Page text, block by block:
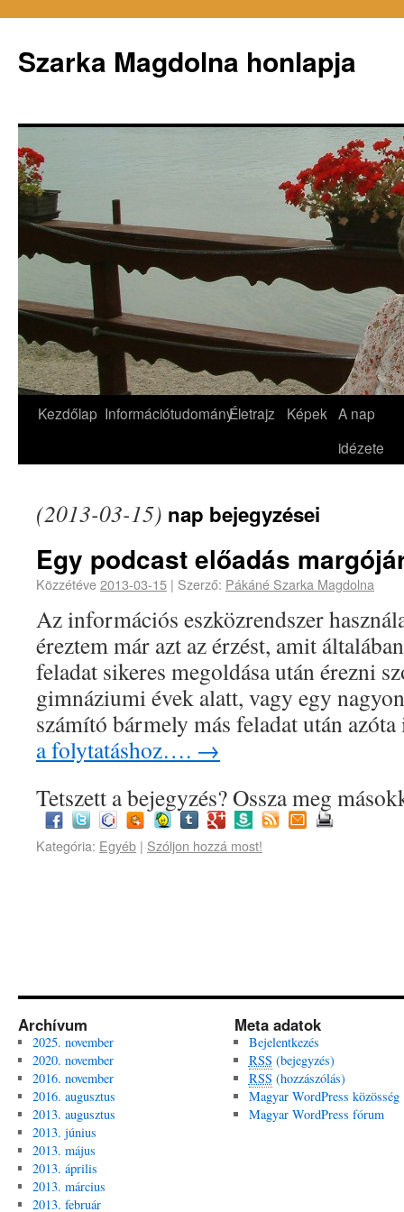
Szarka Magdolna honlapja
Kezdőlap InformációtudományÉletrajz Képek A nap
idézete
(2013-03-15) nap bejegyzései
Egy podcast előadás
Közzétéve2013-03-15 | Szerző: Pákáné Szarka Magdolna
Az információs eszközrendszer
éreztem már azt az érzést, amit
feladat sikeres megoldása után érezni
gimnáziumi évek alatt, vagy egy
számító bármely más feladat után
a folytatáshoz…. →
Tetszett a bejegyzés? Ossza meg
Kategória: Egyéb | Szóljon hozzá most!
Archívum
2025. november
2020. november
2016. november
2016. augusztus
2013. augusztus
2013. június
2013. május
2013. április
2013. március
2013. február
Meta adatok
Bejelentkezés
RSS (bejegyzés)
RSS (hozzászólás)
Magyar WordPress közösség
Magyar WordPress fórum